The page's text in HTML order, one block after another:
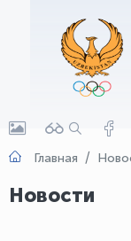
Главная
Новости
Онлайн ·